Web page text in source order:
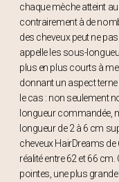
chaque mèche atteint
contrairement à de
des cheveux peut ne
appelle les sous-
plus en plus courts à
donnant un aspect terne
le cas : non seulement
longueur commandée,
longueur de 2 à 6 cm
cheveux HairDreams
réalité entre 62 et 66
pointes, une plus